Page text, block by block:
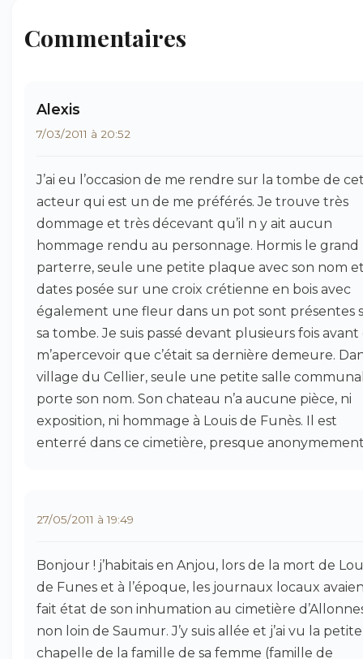
Commentaires
Alexis
7/03/2011 à 20:52
J’ai eu l’occasion de me rendre sur la tombe de
acteur qui est un de me préférés. Je trouve très
dommage et très décevant qu’il n y ait aucun
hommage rendu au personnage. Hormis le grand
parterre, seule une petite plaque avec son nom
dates posée sur une croix crétienne en bois avec
également une fleur dans un pot sont présentes
sa tombe. Je suis passé devant plusieurs fois avant
m’apercevoir que c’était sa dernière demeure.
village du Cellier, seule une petite salle
porte son nom. Son chateau n’a aucune pièce, ni
exposition, ni hommage à Louis de Funès. Il est
enterré dans ce cimetière, presque
27/05/2011 à 19:49
Bonjour ! j’habitais en Anjou, lors de la mort de
de Funes et à l’époque, les journaux locaux
fait état de son inhumation au cimetière
non loin de Saumur. J’y suis allée et j’ai vu la petite
chapelle de la famille de sa femme (famille de